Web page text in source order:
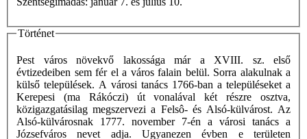
Történet
Pest város növekvő lakossága már a XVIII. sz. első
évtizedeiben sem fér el a város falain belül. Sorra alakulnak a
külső települések. A városi tanács 1766-ban a településeket a
Kerepesi (ma Rákóczi) út vonalával két részre osztva,
közigazgatásilag megszervezi a Felsô- és Alsó-külvárost. Az
Alsó-külvárosnak 1777. november 7-én a városi tanács a
Józsefváros nevet adja. Ugyanezen évben e területen